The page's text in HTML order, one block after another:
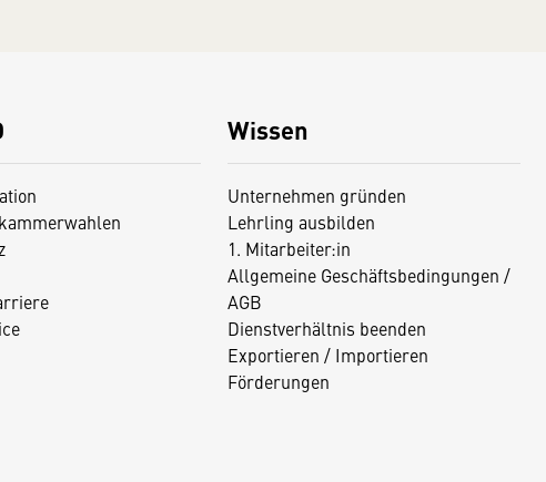
Wissen
Unternehmen gründen
Lehrling ausbilden
1. Mitarbeiter:in
Allgemeine Geschäftsbedingungen /
AGB
Dienstverhältnis beenden
Exportieren / Importieren
Förderungen